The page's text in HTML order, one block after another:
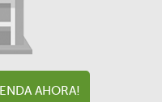
AHORA!